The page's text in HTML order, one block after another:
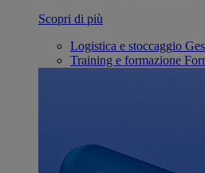
Scopri di più
Logistica e stoccaggio
Training e formazione